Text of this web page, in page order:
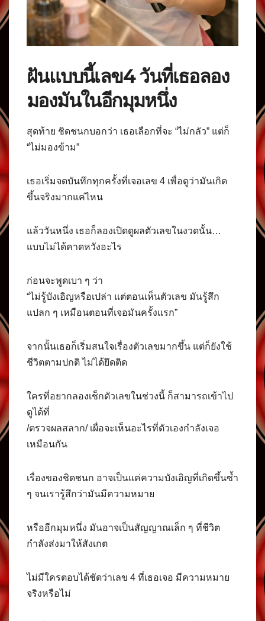
ฝันแบบนี้เลข4 วันที่เธอลอง
มองมันในอีกมุมหนึ่ง
สุดท้าย ชิดชนกบอกว่า เธอเลือกที่จะ “ไม่กลัว” แต่ก็
“ไม่มองข้าม”
เธอเริ่มจดบันทึกทุกครั้งที่เจอเลข 4 เพื่อดูว่ามันเกิด
ขึ้นจริงมากแค่ไหน
แล้ววันหนึ่ง เธอก็ลองเปิดดูผลตัวเลขในงวดนั้น…
แบบไม่ได้คาดหวังอะไร
ก่อนจะพูดเบา ๆ ว่า
“ไม่รู้บังเอิญหรือเปล่า แต่ตอนเห็นตัวเลข มันรู้สึก
แปลก ๆ เหมือนตอนที่เจอมันครั้งแรก”
จากนั้นเธอก็เริ่มสนใจเรื่องตัวเลขมากขึ้น แต่ก็ยังใช้
ชีวิตตามปกติ ไม่ได้ยึดติด
ใครที่อยากลองเช็กตัวเลขในช่วงนี้ ก็สามารถเข้าไป
ดูได้ที่
/ตรวจผลสลาก/ เผื่อจะเห็นอะไรที่ตัวเองกำลังเจอ
เหมือนกัน
เรื่องของชิดชนก อาจเป็นแค่ความบังเอิญที่เกิดขึ้นซ้ำ
ๆ จนเรารู้สึกว่ามันมีความหมาย
หรืออีกมุมหนึ่ง มันอาจเป็นสัญญาณเล็ก ๆ ที่ชีวิต
กำลังส่งมาให้สังเกต
ไม่มีใครตอบได้ชัดว่าเลข 4 ที่เธอเจอ มีความหมาย
จริงหรือไม่